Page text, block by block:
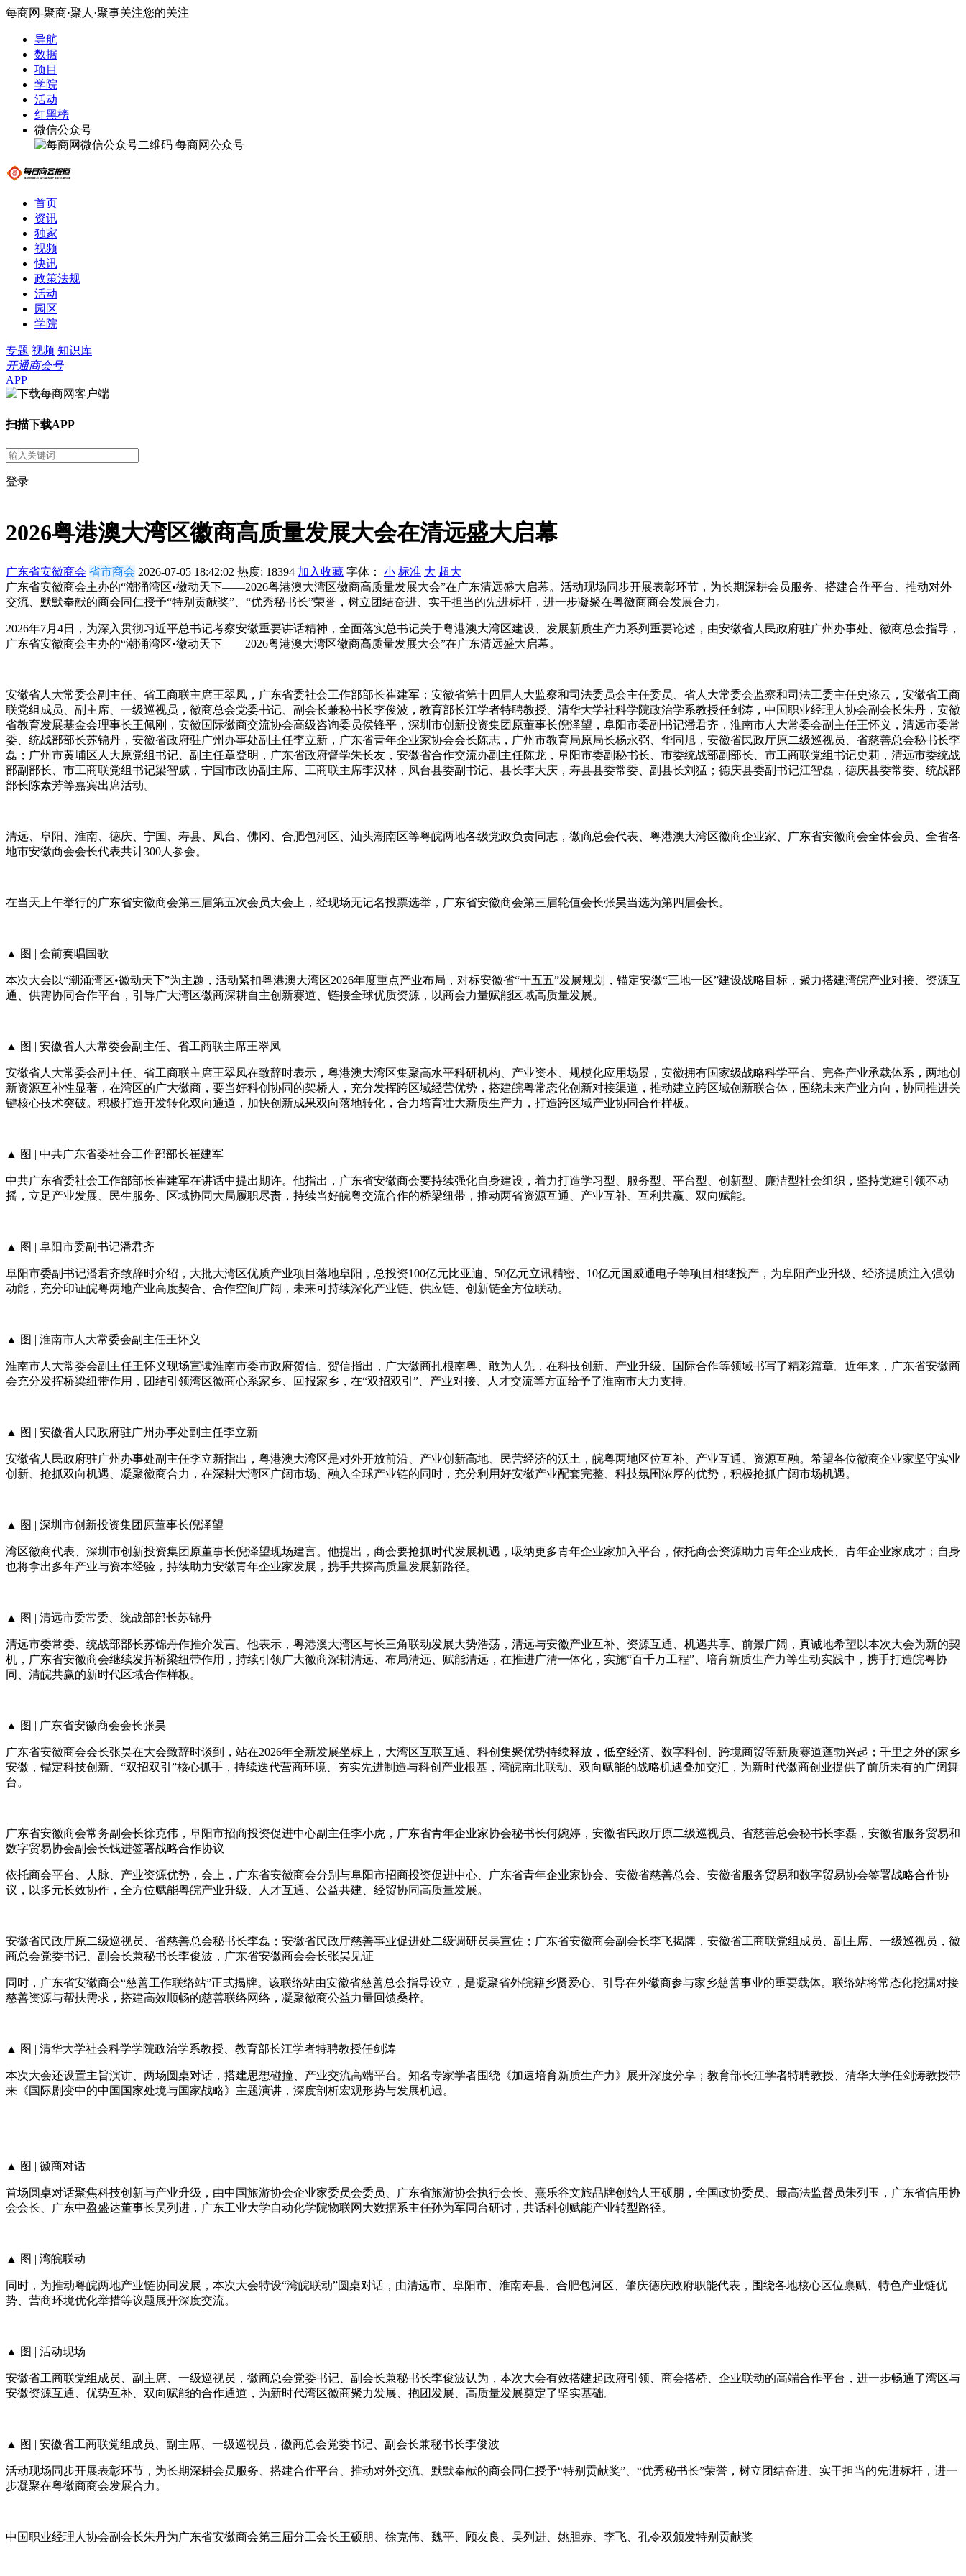
每商网-聚商·聚人·聚事关注您的关注
导航
数据
项目
学院
活动
红黑榜
微信公众号
每商网公众号
首页
资讯
独家
视频
快讯
政策法规
活动
园区
学院
专题 视频 知识库
开通商会号
APP
扫描下载APP
登录
2026粤港澳大湾区徽商高质量发展大会在清远盛大启幕
广东省安徽商会 省市商会 2026-07-05 18:42:02 热度: 18394 加入收藏 字体： 小 标准 大 超大
广东省安徽商会主办的“潮涌湾区•徽动天下——2026粤港澳大湾区徽商高质量发展大会”在广东清远盛大启幕。活动现场同步开展表彰环节，为长期深耕会员服务、搭建合作平台、推动对外
交流、默默奉献的商会同仁授予“特别贡献奖”、“优秀秘书长”荣誉，树立团结奋进、实干担当的先进标杆，进一步凝聚在粤徽商商会发展合力。
2026年7月4日，为深入贯彻习近平总书记考察安徽重要讲话精神，全面落实总书记关于粤港澳大湾区建设、发展新质生产力系列重要论述，由安徽省人民政府驻广州办事处、徽商总会指导，
广东省安徽商会主办的“潮涌湾区•徽动天下——2026粤港澳大湾区徽商高质量发展大会”在广东清远盛大启幕。
安徽省人大常委会副主任、省工商联主席王翠凤，广东省委社会工作部部长崔建军；安徽省第十四届人大监察和司法委员会主任委员、省人大常委会监察和司法工委主任史涤云，安徽省工商
联党组成员、副主席、一级巡视员，徽商总会党委书记、副会长兼秘书长李俊波，教育部长江学者特聘教授、清华大学社科学院政治学系教授任剑涛，中国职业经理人协会副会长朱丹，安徽
省教育发展基金会理事长王佩刚，安徽国际徽商交流协会高级咨询委员侯锋平，深圳市创新投资集团原董事长倪泽望，阜阳市委副书记潘君齐，淮南市人大常委会副主任王怀义，清远市委常
委、统战部部长苏锦丹，安徽省政府驻广州办事处副主任李立新，广东省青年企业家协会会长陈志，广州市教育局原局长杨永弼、华同旭，安徽省民政厅原二级巡视员、省慈善总会秘书长李
磊；广州市黄埔区人大原党组书记、副主任章登明，广东省政府督学朱长友，安徽省合作交流办副主任陈龙，阜阳市委副秘书长、市委统战部副部长、市工商联党组书记史莉，清远市委统战
部副部长、市工商联党组书记梁智威，宁国市政协副主席、工商联主席李汉林，凤台县委副书记、县长李大庆，寿县县委常委、副县长刘猛；德庆县委副书记江智磊，德庆县委常委、统战部
部长陈素芳等嘉宾出席活动。
清远、阜阳、淮南、德庆、宁国、寿县、凤台、佛冈、合肥包河区、汕头潮南区等粤皖两地各级党政负责同志，徽商总会代表、粤港澳大湾区徽商企业家、广东省安徽商会全体会员、全省各
地市安徽商会会长代表共计300人参会。
在当天上午举行的广东省安徽商会第三届第五次会员大会上，经现场无记名投票选举，广东省安徽商会第三届轮值会长张昊当选为第四届会长。
▲ 图 | 会前奏唱国歌
本次大会以“潮涌湾区•徽动天下”为主题，活动紧扣粤港澳大湾区2026年度重点产业布局，对标安徽省“十五五”发展规划，锚定安徽“三地一区”建设战略目标，聚力搭建湾皖产业对接、资源互
通、供需协同合作平台，引导广大湾区徽商深耕自主创新赛道、链接全球优质资源，以商会力量赋能区域高质量发展。
▲ 图 | 安徽省人大常委会副主任、省工商联主席王翠凤
安徽省人大常委会副主任、省工商联主席王翠凤在致辞时表示，粤港澳大湾区集聚高水平科研机构、产业资本、规模化应用场景，安徽拥有国家级战略科学平台、完备产业承载体系，两地创
新资源互补性显著，在湾区的广大徽商，要当好科创协同的架桥人，充分发挥跨区域经营优势，搭建皖粤常态化创新对接渠道，推动建立跨区域创新联合体，围绕未来产业方向，协同推进关
键核心技术突破。积极打造开发转化双向通道，加快创新成果双向落地转化，合力培育壮大新质生产力，打造跨区域产业协同合作样板。
▲ 图 | 中共广东省委社会工作部部长崔建军
中共广东省委社会工作部部长崔建军在讲话中提出期许。他指出，广东省安徽商会要持续强化自身建设，着力打造学习型、服务型、平台型、创新型、廉洁型社会组织，坚持党建引领不动
摇，立足产业发展、民生服务、区域协同大局履职尽责，持续当好皖粤交流合作的桥梁纽带，推动两省资源互通、产业互补、互利共赢、双向赋能。
▲ 图 | 阜阳市委副书记潘君齐
阜阳市委副书记潘君齐致辞时介绍，大批大湾区优质产业项目落地阜阳，总投资100亿元比亚迪、50亿元立讯精密、10亿元国威通电子等项目相继投产，为阜阳产业升级、经济提质注入强劲
动能，充分印证皖粤两地产业高度契合、合作空间广阔，未来可持续深化产业链、供应链、创新链全方位联动。
▲ 图 | 淮南市人大常委会副主任王怀义
淮南市人大常委会副主任王怀义现场宣读淮南市委市政府贺信。贺信指出，广大徽商扎根南粤、敢为人先，在科技创新、产业升级、国际合作等领域书写了精彩篇章。近年来，广东省安徽商
会充分发挥桥梁纽带作用，团结引领湾区徽商心系家乡、回报家乡，在“双招双引”、产业对接、人才交流等方面给予了淮南市大力支持。
▲ 图 | 安徽省人民政府驻广州办事处副主任李立新
安徽省人民政府驻广州办事处副主任李立新指出，粤港澳大湾区是对外开放前沿、产业创新高地、民营经济的沃土，皖粤两地区位互补、产业互通、资源互融。希望各位徽商企业家坚守实业
创新、抢抓双向机遇、凝聚徽商合力，在深耕大湾区广阔市场、融入全球产业链的同时，充分利用好安徽产业配套完整、科技氛围浓厚的优势，积极抢抓广阔市场机遇。
▲ 图 | 深圳市创新投资集团原董事长倪泽望
湾区徽商代表、深圳市创新投资集团原董事长倪泽望现场建言。他提出，商会要抢抓时代发展机遇，吸纳更多青年企业家加入平台，依托商会资源助力青年企业成长、青年企业家成才；自身
也将拿出多年产业与资本经验，持续助力安徽青年企业家发展，携手共探高质量发展新路径。
▲ 图 | 清远市委常委、统战部部长苏锦丹
清远市委常委、统战部部长苏锦丹作推介发言。他表示，粤港澳大湾区与长三角联动发展大势浩荡，清远与安徽产业互补、资源互通、机遇共享、前景广阔，真诚地希望以本次大会为新的契
机，广东省安徽商会继续发挥桥梁纽带作用，持续引领广大徽商深耕清远、布局清远、赋能清远，在推进广清一体化，实施“百千万工程”、培育新质生产力等生动实践中，携手打造皖粤协
同、清皖共赢的新时代区域合作样板。
▲ 图 | 广东省安徽商会会长张昊
广东省安徽商会会长张昊在大会致辞时谈到，站在2026年全新发展坐标上，大湾区互联互通、科创集聚优势持续释放，低空经济、数字科创、跨境商贸等新质赛道蓬勃兴起；千里之外的家乡
安徽，锚定科技创新、“双招双引”核心抓手，持续迭代营商环境、夯实先进制造与科创产业根基，湾皖南北联动、双向赋能的战略机遇叠加交汇，为新时代徽商创业提供了前所未有的广阔舞
台。
广东省安徽商会常务副会长徐克伟，阜阳市招商投资促进中心副主任李小虎，广东省青年企业家协会秘书长何婉婷，安徽省民政厅原二级巡视员、省慈善总会秘书长李磊，安徽省服务贸易和
数字贸易协会副会长钱进签署战略合作协议
依托商会平台、人脉、产业资源优势，会上，广东省安徽商会分别与阜阳市招商投资促进中心、广东省青年企业家协会、安徽省慈善总会、安徽省服务贸易和数字贸易协会签署战略合作协
议，以多元长效协作，全方位赋能粤皖产业升级、人才互通、公益共建、经贸协同高质量发展。
安徽省民政厅原二级巡视员、省慈善总会秘书长李磊；安徽省民政厅慈善事业促进处二级调研员吴宣佐；广东省安徽商会副会长李飞揭牌，安徽省工商联党组成员、副主席、一级巡视员，徽
商总会党委书记、副会长兼秘书长李俊波 ，广东省安徽商会会长张昊见证
同时，广东省安徽商会“慈善工作联络站”正式揭牌。该联络站由安徽省慈善总会指导设立，是凝聚省外皖籍乡贤爱心、引导在外徽商参与家乡慈善事业的重要载体。联络站将常态化挖掘对接
慈善资源与帮扶需求，搭建高效顺畅的慈善联络网络，凝聚徽商公益力量回馈桑梓。
▲ 图 | 清华大学社会科学学院政治学系教授、教育部长江学者特聘教授任剑涛
本次大会还设置主旨演讲、两场圆桌对话，搭建思想碰撞、产业交流高端平台。知名专家学者围绕《加速培育新质生产力》展开深度分享；教育部长江学者特聘教授、清华大学任剑涛教授带
来《国际剧变中的中国国家处境与国家战略》主题演讲，深度剖析宏观形势与发展机遇。
▲ 图 | 徽商对话
首场圆桌对话聚焦科技创新与产业升级，由中国旅游协会企业家委员会委员、广东省旅游协会执行会长、熹乐谷文旅品牌创始人王硕朋，全国政协委员、最高法监督员朱列玉，广东省信用协
会会长、广东中盈盛达董事长吴列进，广东工业大学自动化学院物联网大数据系主任孙为军同台研讨，共话科创赋能产业转型路径。
▲ 图 | 湾皖联动
同时，为推动粤皖两地产业链协同发展，本次大会特设“湾皖联动”圆桌对话，由清远市、阜阳市、淮南寿县、合肥包河区、肇庆德庆政府职能代表，围绕各地核心区位禀赋、特色产业链优
势、营商环境优化举措等议题展开深度交流。
▲ 图 | 活动现场
安徽省工商联党组成员、副主席、一级巡视员，徽商总会党委书记、副会长兼秘书长李俊波认为，本次大会有效搭建起政府引领、商会搭桥、企业联动的高端合作平台，进一步畅通了湾区与
安徽资源互通、优势互补、双向赋能的合作通道，为新时代湾区徽商聚力发展、抱团发展、高质量发展奠定了坚实基础。
▲ 图 | 安徽省工商联党组成员、副主席、一级巡视员，徽商总会党委书记、副会长兼秘书长李俊波
活动现场同步开展表彰环节，为长期深耕会员服务、搭建合作平台、推动对外交流、默默奉献的商会同仁授予“特别贡献奖”、“优秀秘书长”荣誉，树立团结奋进、实干担当的先进标杆，进一
步凝聚在粤徽商商会发展合力。
中国职业经理人协会副会长朱丹为广东省安徽商会第三届分工会长王硕朋、徐克伟、魏平、顾友良、吴列进、姚胆赤、李飞、孔令双颁发特别贡献奖